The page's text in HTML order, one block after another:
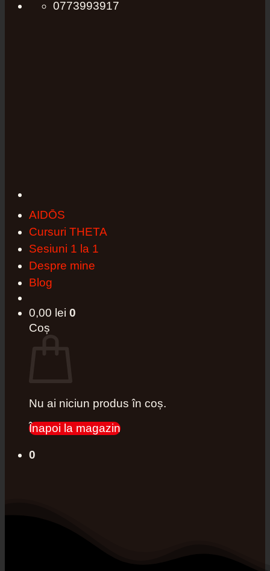
0773993917
AIDŌS
Cursuri THETA
Sesiuni 1 la 1
Despre mine
Blog
0,00 lei 0
Coș
Nu ai niciun produs în coș.
Înapoi la magazin
0